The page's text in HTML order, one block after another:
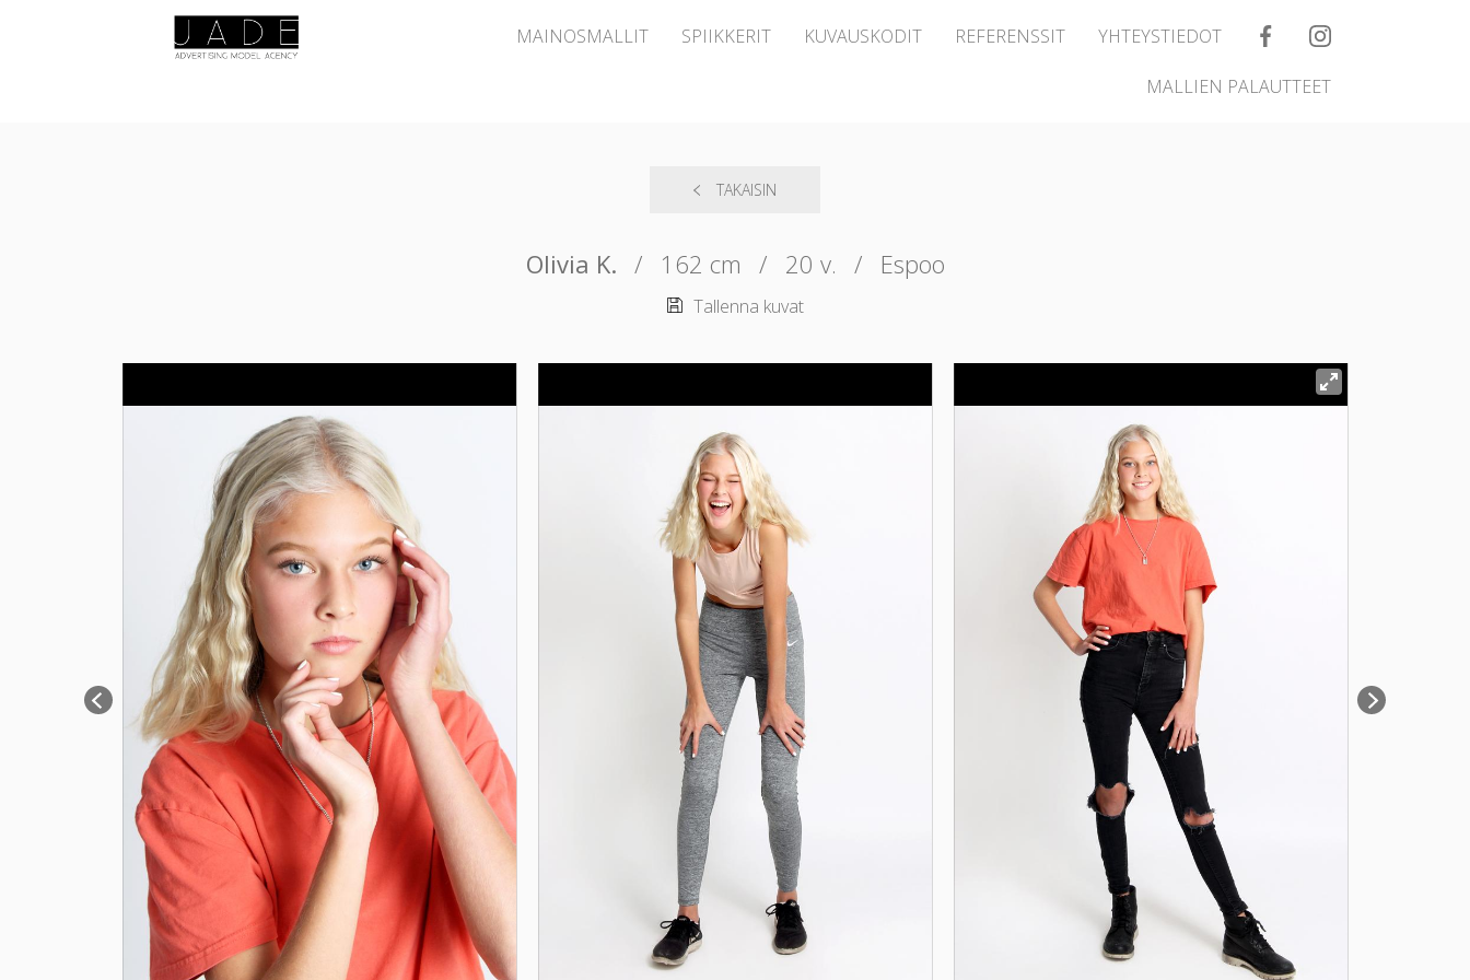
MAINOSMALLIT SPIIKKERIT KUVAUSKODIT REFERENSSIT YHTEYSTIEDOT
MALLIEN PALAUTTEET
TAKAISIN
Olivia K. / 162 cm / 20 v. / Espoo
Tallenna kuvat